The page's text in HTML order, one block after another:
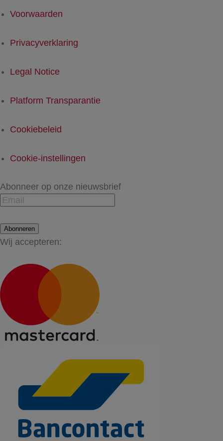
Voorwaarden
Privacyverklaring
Legal Notice
Platform Transparantie
Cookiebeleid
Cookie-instellingen
Abonneer op onze nieuwsbrief
Abonneren
Wij accepteren: